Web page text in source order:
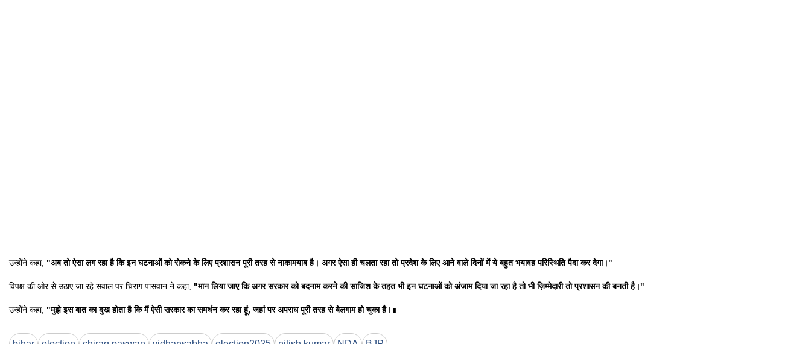
उन्होंने कहा, "अब तो ऐसा लग रहा है कि इन घटनाओं को रोकने के लिए प्रशासन पूरी तरह से नाकामयाब है। अगर ऐसा ही चलता रहा तो प्रदेश के लिए आने वाले दिनों में ये बहुत भयावह परिस्थिति पैदा कर देगा।"
विपक्ष की ओर से उठाए जा रहे सवाल पर चिराग पासवान ने कहा, "मान लिया जाए कि अगर सरकार को बदनाम करने की साजिश के तहत भी इन घटनाओं को अंजाम दिया जा रहा है तो भी ज़िम्मेदारी तो प्रशासन की बनती है।"
उन्होंने कहा, "मुझे इस बात का दुख होता है कि मैं ऐसी सरकार का समर्थन कर रहा हूं, जहां पर अपराध पूरी तरह से बेलगाम हो चुका है। ∎